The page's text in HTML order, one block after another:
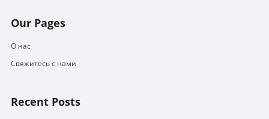
Our Pages
О нас
Свяжитесь с нами
Recent Posts